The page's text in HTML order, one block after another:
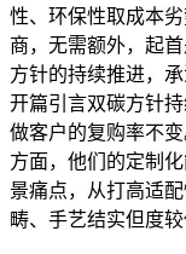
性、环保性取成本
商，无需额外，起
方针的持续推进，
开篇引言双碳方针
做客户的复购率不
方面，他们的定制
景痛点，从打高适
畴、手艺结实但度较